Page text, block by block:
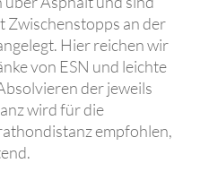
Zwischenstopps an der
Hier reichen wir
von ESN und leichte
der jeweils
wird für die
empfohlen,